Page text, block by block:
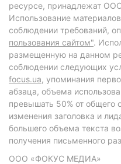
ресурсе, принадлежат
Использование
соблюдении требований,
пользования сайтом".
размещенную на данном
соблюдении следующих
focus.ua, упоминания
абзаца, объема
превышать 50% от общего
изменения заголовка и
большего объема текста
получения письменного
ООО «ФОКУС МЕДИА»